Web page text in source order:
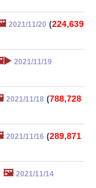
2021/11/20 (224,639
2021/11/19
2021/11/18 (788,728
2021/11/16 (289,871
🖼️ 2021/11/14